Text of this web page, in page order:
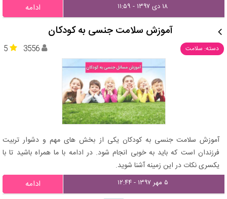
۱۸ دی ۱۳۹۷ - ۱۱:۵۹ ادامه
آموزش سلامت جنسی به کودکان
دسته: سلامت 5 3556
آموزش سلامت جنسی به کودکان یکی از بخش های مهم و دشوار تربیت
فرزندان است که باید به خوبی انجام شود. در ادامه با ما همراه باشید تا با
یکسری نکات در این زمینه آشنا شوید.
۵ مهر ۱۳۹۷ - ۱۲:۴۴ ادامه